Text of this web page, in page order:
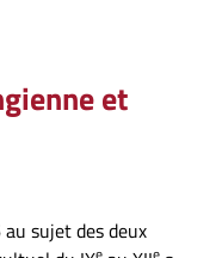
et
sujet des deux